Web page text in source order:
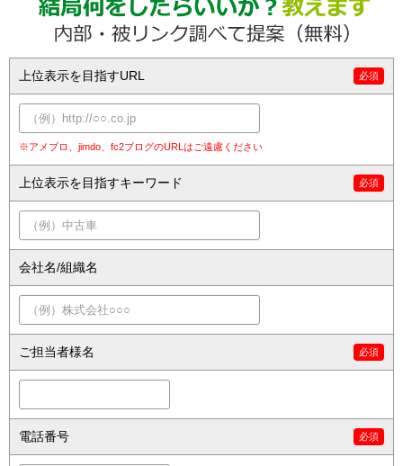
上位表示を目指すURL
※アメブロ、jimdo、fc2ブログのURLはご遠慮ください
上位表示を目指すキーワード
会社名/組織名
ご担当者様名
電話番号